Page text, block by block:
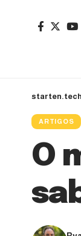
starten.tech
ARTIGOS
O